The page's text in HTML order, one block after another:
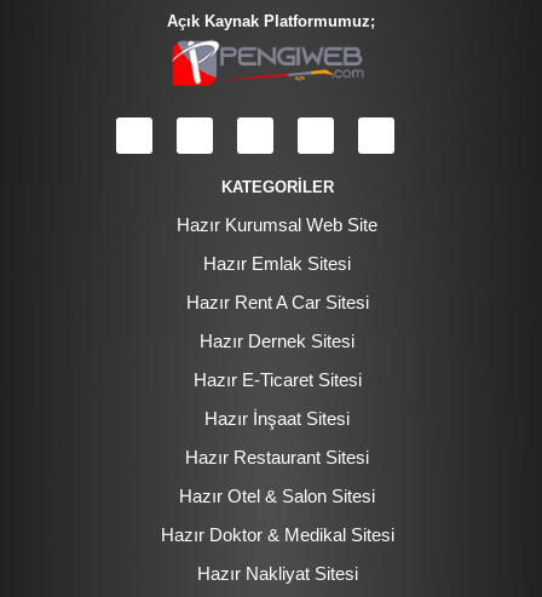
Açık Kaynak Platformumuz;
KATEGORİLER
Hazır Kurumsal Web Site
Hazır Emlak Sitesi
Hazır Rent A Car Sitesi
Hazır Dernek Sitesi
Hazır E-Ticaret Sitesi
Hazır İnşaat Sitesi
Hazır Restaurant Sitesi
Hazır Otel & Salon Sitesi
Hazır Doktor & Medikal Sitesi
Hazır Nakliyat Sitesi